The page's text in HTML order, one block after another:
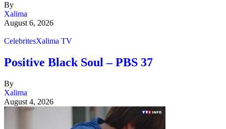
By
Xalima
August 6, 2026
CelebritesXalima TV
Positive Black Soul – PBS 37
By
Xalima
August 4, 2026